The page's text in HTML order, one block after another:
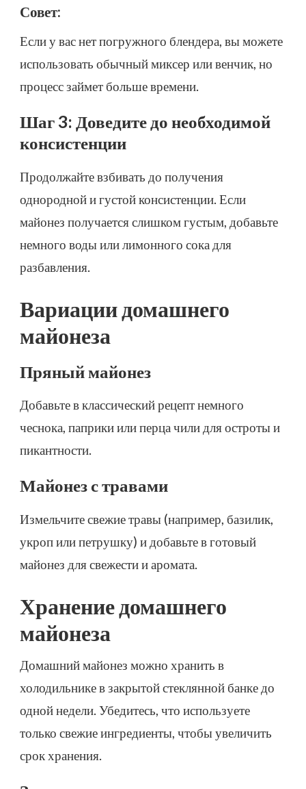
Совет:
Если у вас нет погружного блендера, вы можете
использовать обычный миксер или венчик, но
процесс займет больше времени.
Шаг 3: Доведите до необходимой
консистенции
Продолжайте взбивать до получения
однородной и густой консистенции. Если
майонез получается слишком густым, добавьте
немного воды или лимонного сока для
разбавления.
Вариации домашнего
майонеза
Пряный майонез
Добавьте в классический рецепт немного
чеснока, паприки или перца чили для остроты и
пикантности.
Майонез с травами
Измельчите свежие травы (например, базилик,
укроп или петрушку) и добавьте в готовый
майонез для свежести и аромата.
Хранение домашнего
майонеза
Домашний майонез можно хранить в
холодильнике в закрытой стеклянной банке до
одной недели. Убедитесь, что используете
только свежие ингредиенты, чтобы увеличить
срок хранения.